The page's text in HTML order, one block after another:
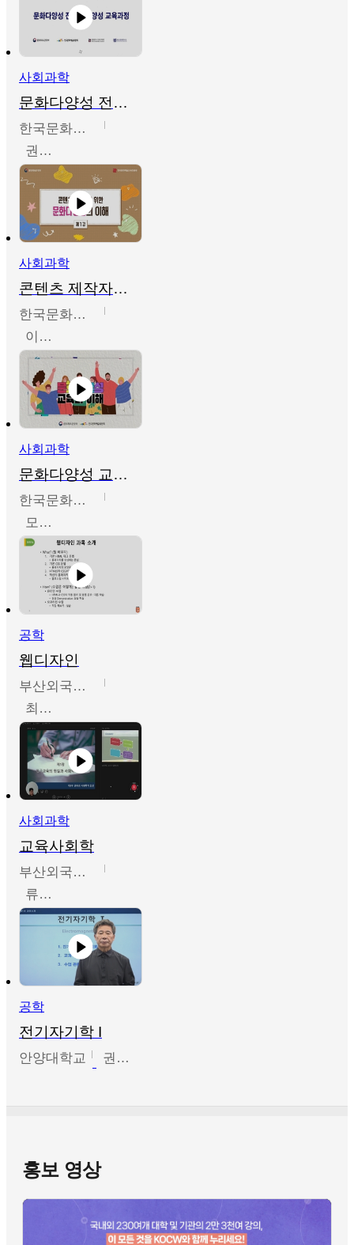
사회과학
문화다양성 전문인력 양성 기본과정 - 문화다양성의 이해
한국문화예술교육진흥원
권숙인 외 8명
사회과학
콘텐츠 제작자를 위한 문화다양성의 이해
한국문화예술교육진흥원
이성민
사회과학
문화다양성 교육의 이해
한국문화예술교육진흥원
모경환,성상환,정문성
공학
웹디자인
부산외국어대학교
최진오
사회과학
교육사회학
부산외국어대학교
류영철
공학
전기자기학 I
안양대학교 권원현
홍보 영상